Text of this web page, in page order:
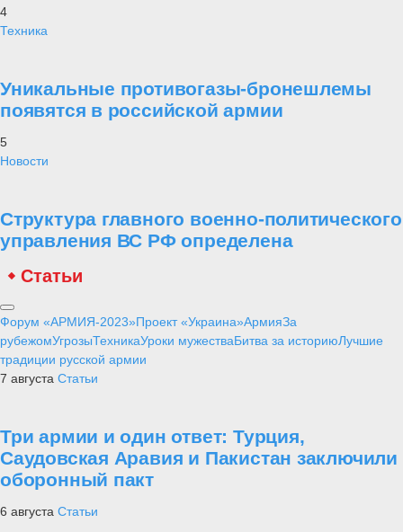
4
Техника
Уникальные противогазы-бронешлемы
появятся в российской армии
5
Новости
Структура главного военно-политического
управления ВС РФ определена
Статьи
Форум «АРМИЯ-2023»Проект «Украина»АрмияЗа
рубежомУгрозыТехникаУроки мужестваБитва за историюЛучшие
традиции русской армии
7 августа Статьи
Три армии и один ответ: Турция,
Саудовская Аравия и Пакистан заключили
оборонный пакт
6 августа Статьи